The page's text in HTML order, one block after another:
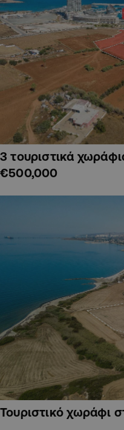
3 τουριστικά
€500,000
Τουριστικό χωράφι